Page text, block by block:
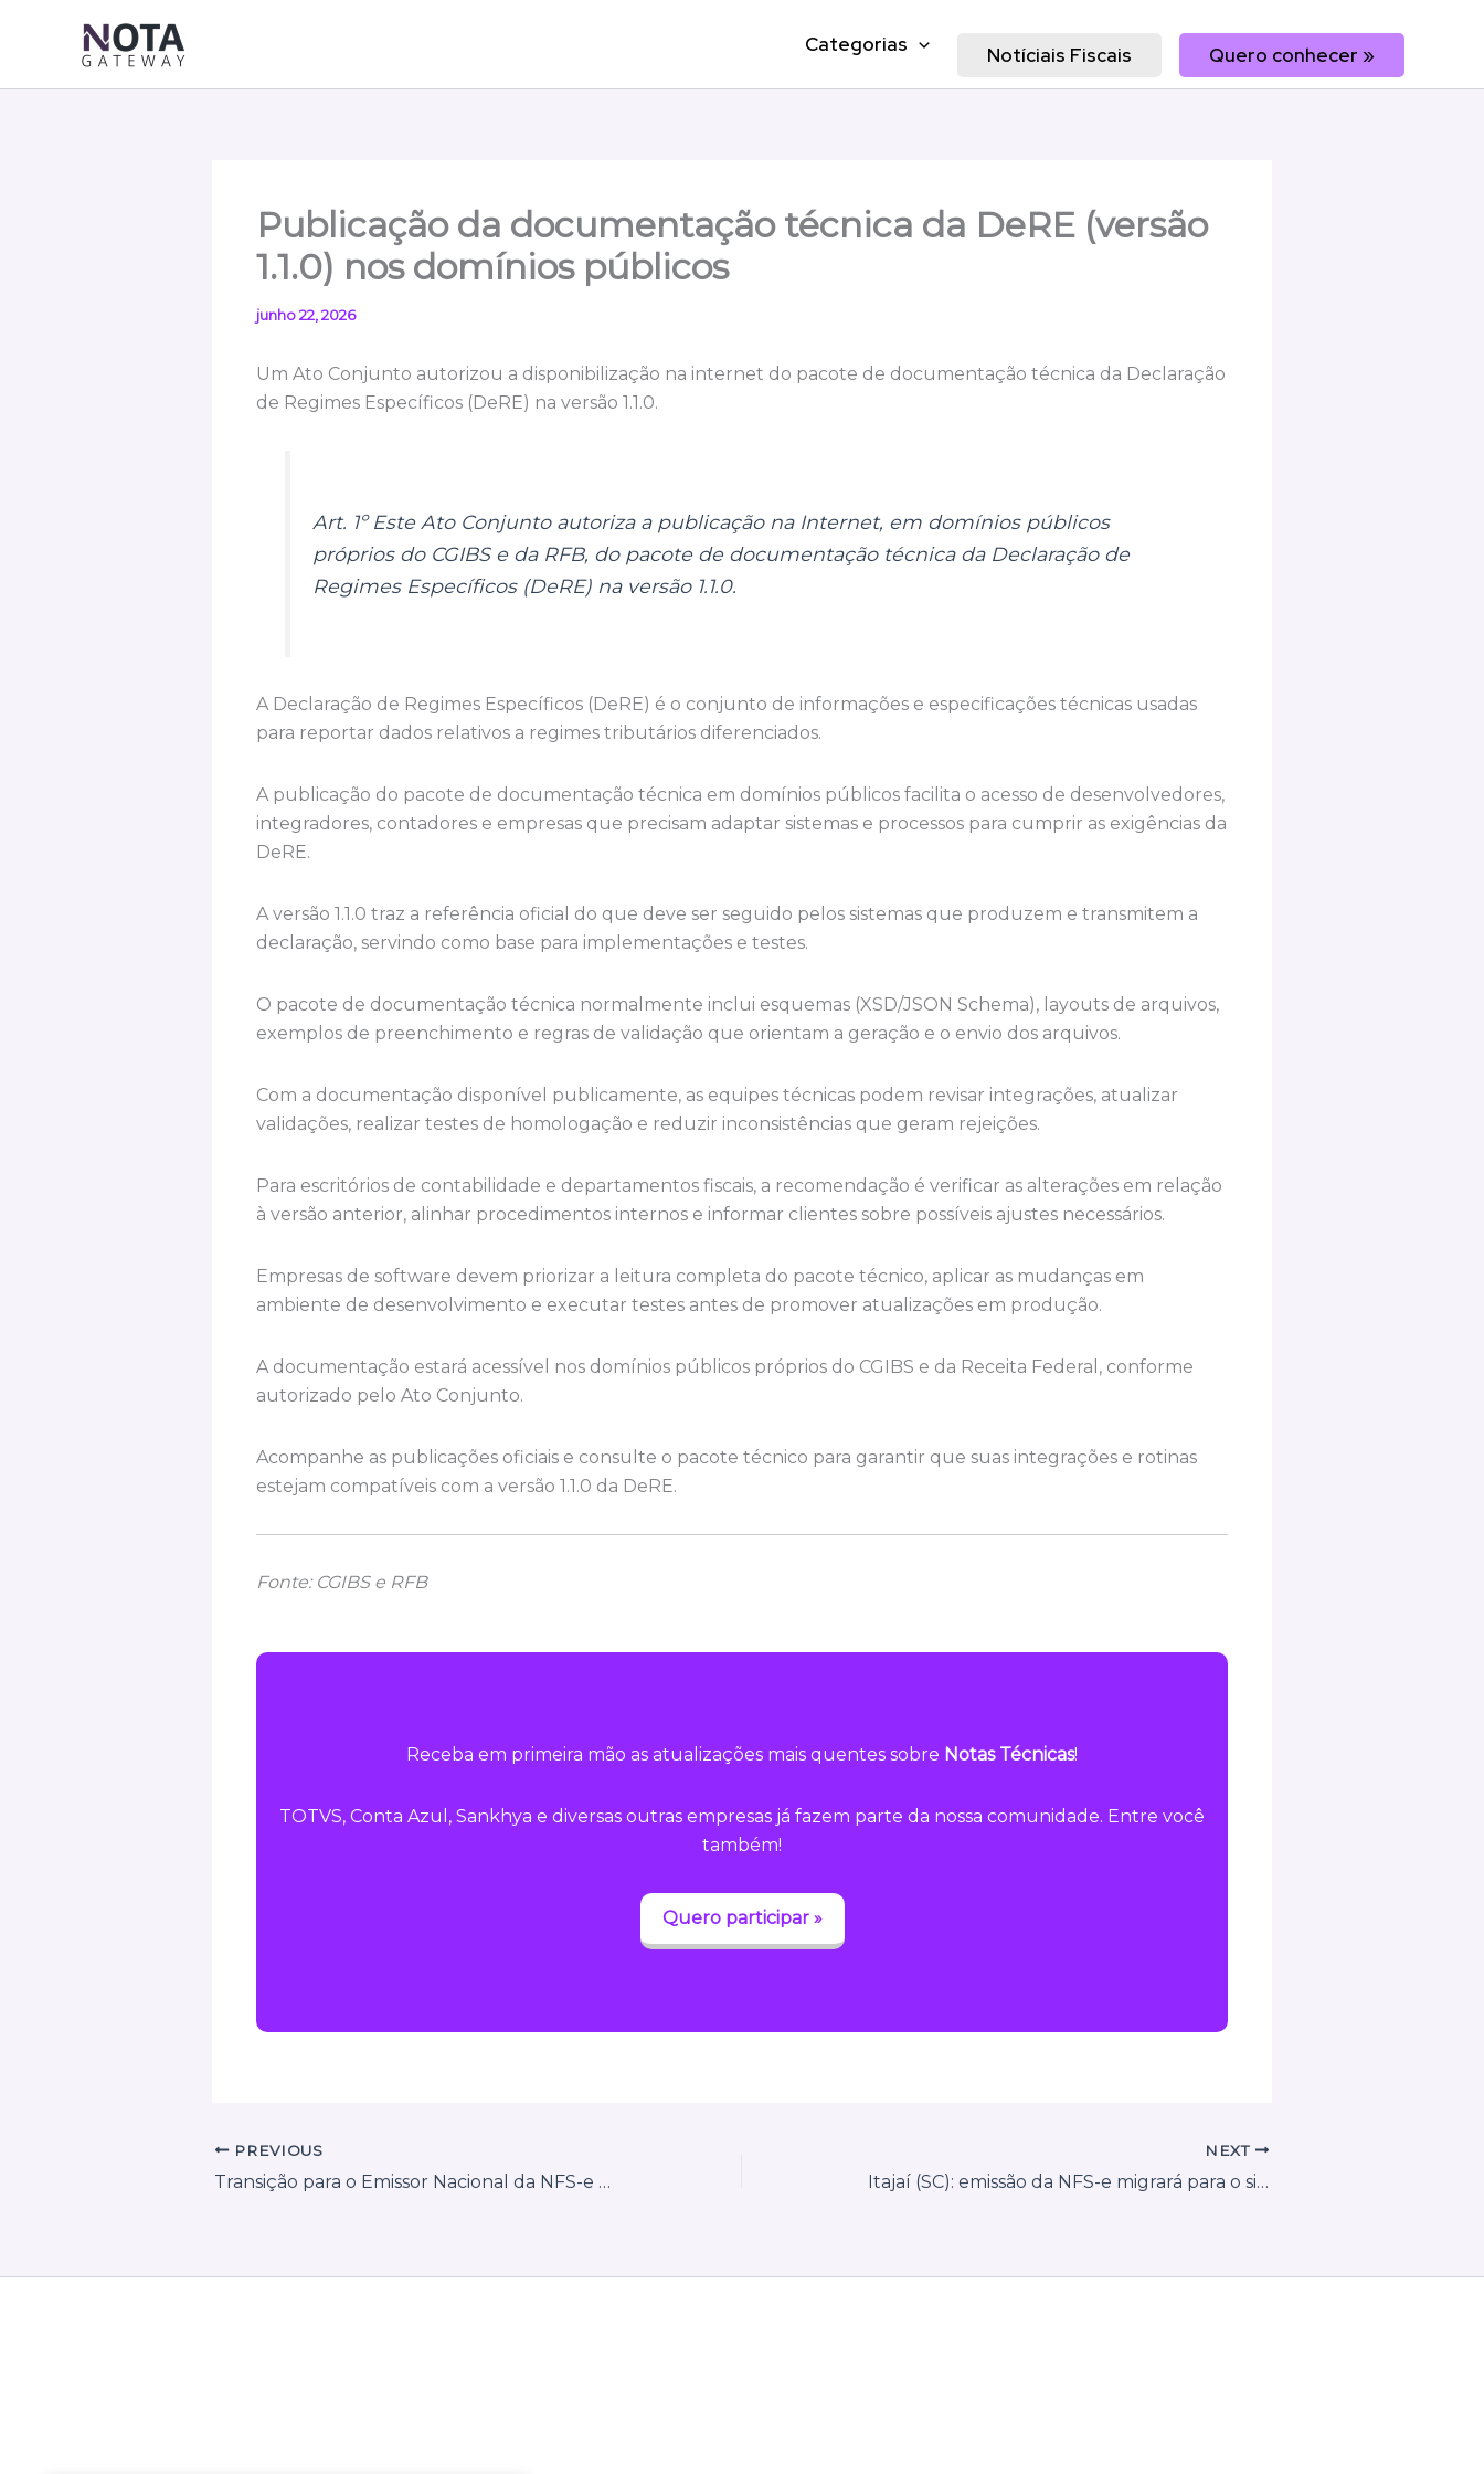
Categorias Notíciais Fiscais Quero conhecer »
Publicação da documentação técnica da DeRE (versão
1.1.0) nos domínios públicos
junho 22, 2026
Um Ato Conjunto autorizou a disponibilização na internet do pacote de documentação técnica da Declaração
de Regimes Específicos (DeRE) na versão 1.1.0.
Art. 1º Este Ato Conjunto autoriza a publicação na Internet, em domínios públicos
próprios do CGIBS e da RFB, do pacote de documentação técnica da Declaração de
Regimes Específicos (DeRE) na versão 1.1.0.
A Declaração de Regimes Específicos (DeRE) é o conjunto de informações e especificações técnicas usadas
para reportar dados relativos a regimes tributários diferenciados.
A publicação do pacote de documentação técnica em domínios públicos facilita o acesso de desenvolvedores,
integradores, contadores e empresas que precisam adaptar sistemas e processos para cumprir as exigências da
DeRE.
A versão 1.1.0 traz a referência oficial do que deve ser seguido pelos sistemas que produzem e transmitem a
declaração, servindo como base para implementações e testes.
O pacote de documentação técnica normalmente inclui esquemas (XSD/JSON Schema), layouts de arquivos,
exemplos de preenchimento e regras de validação que orientam a geração e o envio dos arquivos.
Com a documentação disponível publicamente, as equipes técnicas podem revisar integrações, atualizar
validações, realizar testes de homologação e reduzir inconsistências que geram rejeições.
Para escritórios de contabilidade e departamentos fiscais, a recomendação é verificar as alterações em relação
à versão anterior, alinhar procedimentos internos e informar clientes sobre possíveis ajustes necessários.
Empresas de software devem priorizar a leitura completa do pacote técnico, aplicar as mudanças em
ambiente de desenvolvimento e executar testes antes de promover atualizações em produção.
A documentação estará acessível nos domínios públicos próprios do CGIBS e da Receita Federal, conforme
autorizado pelo Ato Conjunto.
Acompanhe as publicações oficiais e consulte o pacote técnico para garantir que suas integrações e rotinas
estejam compatíveis com a versão 1.1.0 da DeRE.
Fonte: CGIBS e RFB
Receba em primeira mão as atualizações mais quentes sobre Notas Técnicas!
TOTVS, Conta Azul, Sankhya e diversas outras empresas já fazem parte da nossa comunidade. Entre você
também!
Quero participar »
PREVIOUS
Transição para o Emissor Nacional da NFS-e em Blumenau (SC): prazos e orientações práticas
NEXT
Itajaí (SC): emissão da NFS-e migrará para o sistema nacional em julho